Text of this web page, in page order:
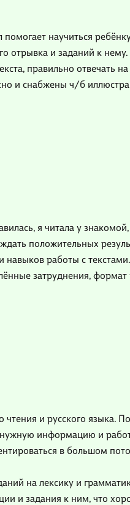
научиться
отрывка и заданий к
правильно отвечать
и снабжены ч/б
я читала у
положительных
навыков работы с
затруднения,
и русского языка.
информацию и
в большом
на лексику и
и задания к ним, что